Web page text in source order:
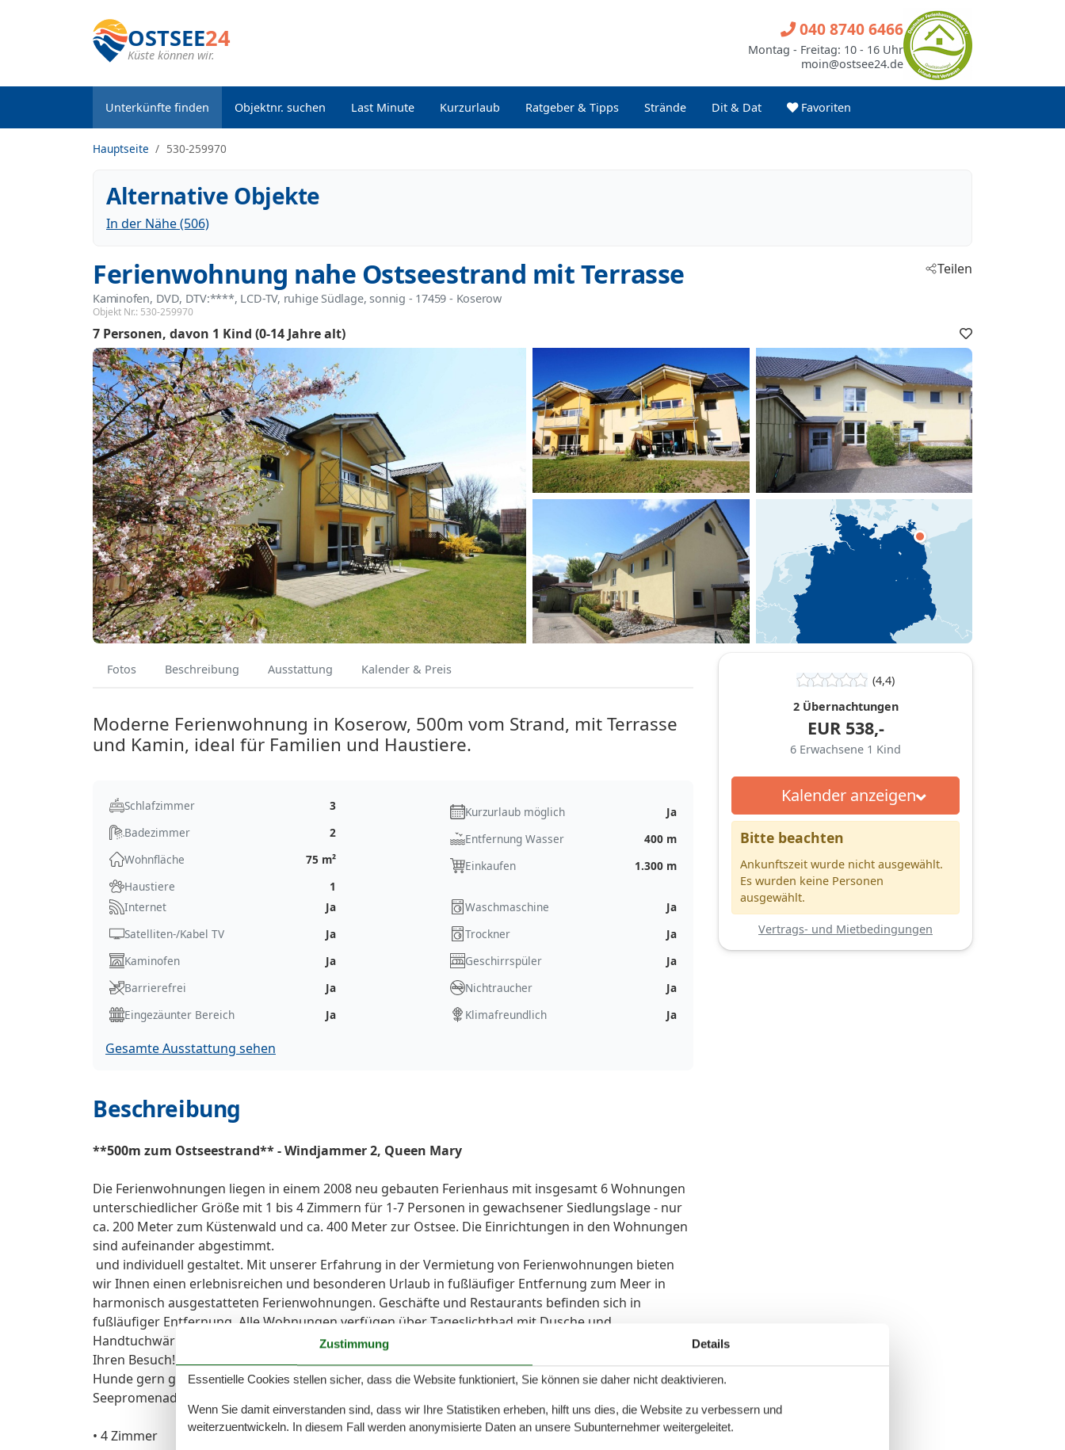
OSTSEE24
Küste können wir.
Unterkünfte finden Objektnr. suchen Last Minute Kurzurlaub Ratgeber & Tipps Strände Dit & Dat Favoriten
040 8740 6466
Montag - Freitag: 10 - 16 Uhr
moin@ostsee24.de
Hauptseite 530-259970
Alternative Objekte
In der Nähe (506)
Ferienwohnung nahe Ostseestrand mit Terrasse
Kaminofen, DVD, DTV:****, LCD-TV, ruhige Südlage, sonnig - 17459 - Koserow
Objekt Nr.: 530-259970
Teilen
7 Personen davon 1 Kind (0-14 Jahre alt)
Fotos Beschreibung Ausstattung Kalender & Preis
Moderne Ferienwohnung in Koserow, 500m vom Strand, mit Terrasse
und Kamin, ideal für Familien und Haustiere.
Schlafzimmer
3
Badezimmer
2
Wohnfläche
75 m²
Haustiere
1
Kurzurlaub möglich
Ja
Entfernung Wasser
400 m
Einkaufen
1.300 m
Internet
Ja
Satelliten-/Kabel TV
Ja
Kaminofen
Ja
Barrierefrei
Ja
Eingezäunter Bereich
Ja
Waschmaschine
Ja
Trockner
Ja
Geschirrspüler
Ja
Nichtraucher
Ja
Klimafreundlich
Ja
Gesamte Ausstattung sehen
Beschreibung
**500m zum Ostseestrand** - Windjammer 2, Queen Mary
Die Ferienwohnungen liegen in einem 2008 neu gebauten Ferienhaus mit insgesamt 6 Wohnungen
unterschiedlicher Größe mit 1 bis 4 Zimmern für 1-7 Personen in gewachsener Siedlungslage - nur
ca. 200 Meter zum Küstenwald und ca. 400 Meter zur Ostsee. Die Einrichtungen in den Wohnungen
sind aufeinander abgestimmt.
und individuell gestaltet. Mit unserer Erfahrung in der Vermietung von Ferienwohnungen bieten
wir Ihnen einen erlebnisreichen und besonderen Urlaub in fußläufiger Entfernung zum Meer in
harmonisch ausgestatteten Ferienwohnungen. Geschäfte und Restaurants befinden sich in
fußläufiger Entfernung. Alle Wohnungen verfügen über Tageslichtbad mit Dusche und
Handtuchwärmer, Heizung und teilweise zusätzlich einen Elektrokachelofen. Wir freuen uns auf
Ihren Besuch!
Hunde gern gesehen. zum Hundestrand von Koserow sind es ca. 700 Meter entlang der
Seepromenade. Maximal 2 Hunde pro Wohnung. Katzen leider nicht zugelassen.
• 4 Zimmer
(4,4)
2 Übernachtungen
EUR 538,-
6 Erwachsene 1 Kind
Kalender anzeigen
Bitte beachten
Ankunftszeit wurde nicht ausgewählt.
Es wurden keine Personen
ausgewählt.
Vertrags- und Mietbedingungen
Zustimmung Details
Essentielle Cookies stellen sicher, dass die Website funktioniert, Sie können sie daher nicht deaktivieren.
Wenn Sie damit einverstanden sind, dass wir Ihre Statistiken erheben, hilft uns dies, die Website zu verbessern und
weiterzuentwickeln. In diesem Fall werden anonymisierte Daten an unsere Subunternehmer weitergeleitet.